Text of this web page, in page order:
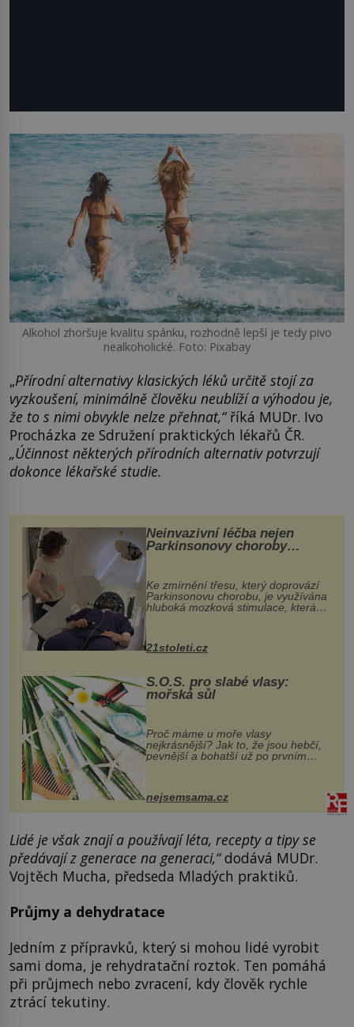
Alkohol zhoršuje kvalitu spánku, rozhodně lepší je tedy pivo
nealkoholické. Foto: Pixabay
„Přírodní alternativy klasických léků určitě stojí za
vyzkoušení, minimálně člověku neublíží a výhodou je,
že to s nimi obvykle nelze přehnat,“říká MUDr. Ivo
Procházka ze Sdružení praktických lékařů ČR.
„Účinnost některých přírodních alternativ potvrzují
dokonce lékařské studie.
Neinvazivní léčba nejen
Parkinsonovy choroby
Ke zmírnění třesu, který doprovází
Parkinsonovu chorobu, je využívána
hluboká mozková stimulace, která
však vyžaduje vysoce invazivní
zákrok. Ultrazvuk zase není vhodný
k dostatečně přesnému zacílení ...
21stoleti.cz
S.O.S. pro slabé vlasy:
mořská sůl
Proč máme u moře vlasy
nejkrásnější? Jak to, že jsou hebčí,
pevnější a bohatší už po prvním
vlasy. ...
nejsemsama.cz
Lidé je však znají a používají léta, recepty a tipy se
předávají z generace na generaci,“dodává MUDr.
Vojtěch Mucha, předseda Mladých praktiků.
Průjmy a dehydratace
Jedním z přípravků, který si mohou lidé vyrobit
sami doma, je rehydratační roztok. Ten pomáhá
při průjmech nebo zvracení, kdy člověk rychle
ztrácí tekutiny.